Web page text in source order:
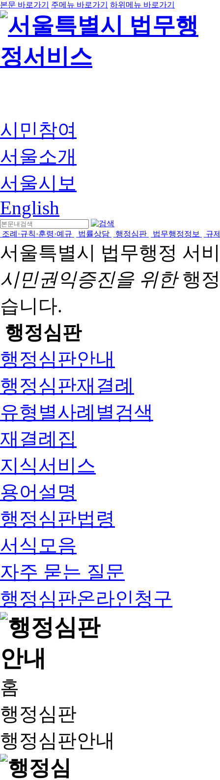
본문 바로가기 주메뉴 바로가기 하위메뉴 바로가기
시민참여
서울소개
서울시보
English
조례·규칙·훈령·예규 법률상담 행정심판 법무행정정보 규
서울특별시 법무행정 서
시민권익증진을 위한행
습니다.
행정심판
행정심판안내
행정심판재결례
유형별사례별검색
재결례집
지식서비스
용어설명
행정심판법령
서식모음
자주 묻는 질문
행정심판온라인청구
홈
행정심판
행정심판안내